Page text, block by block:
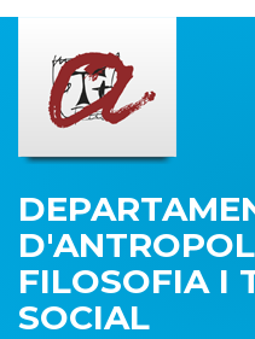
RECERCA
PUBLICACIONS
TRANSFERÈNCIA
FILOSOFIA I
SOCIAL